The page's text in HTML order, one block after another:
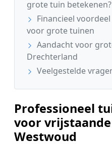
grote tuin betekenen?
Financieel
voor grote tuinen
Aandacht voor
Drechterland
Veelgestelde
Professioneel
voor
Westwoud